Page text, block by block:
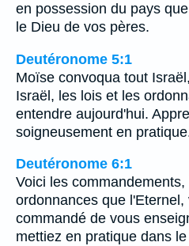
en possession du pays
le Dieu de vos pères.
Deutéronome 5:1
Moïse convoqua tout
Israël, les lois et les
entendre aujourd'hui.
soigneusement en
Deutéronome 6:1
Voici les
ordonnances que l'Eternel,
commandé de vous
mettiez en pratique dans